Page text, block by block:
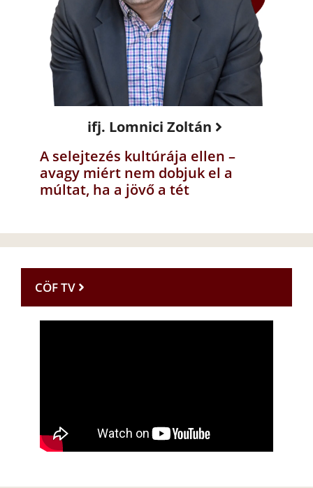
ifj. Lomnici Zoltán
A selejtezés kultúrája ellen –
avagy miért nem dobjuk el a
múltat, ha a jövő a tét
CÖF TV